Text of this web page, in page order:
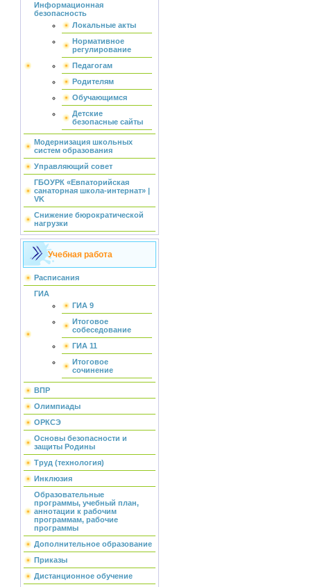
Информационная
безопасность
Локальные акты
Нормативное
регулирование
Педагогам
Родителям
Обучающимся
Детские
безопасные сайты
Модернизация школьных
систем образования
Управляющий совет
ГБОУРК «Евпаторийская
санаторная школа-интернат» |
VK
Снижение бюрократической
нагрузки
Учебная работа
Расписания
ГИА
ГИА 9
Итоговое
собеседование
ГИА 11
Итоговое
сочинение
ВПР
Олимпиады
ОРКСЭ
Основы безопасности и
защиты Родины
Труд (технология)
Инклюзия
Образовательные
программы, учебный план,
аннотации к рабочим
программам, рабочие
программы
Дополнительное образование
Приказы
Дистанционное обучение